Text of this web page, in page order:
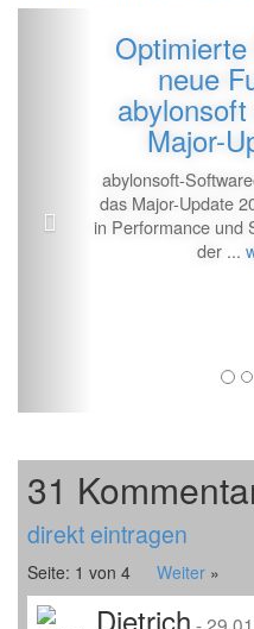
neue
Major-
abylonsoft-
das Major-Update
in Performance und
der ...
31
direkt eintragen
Seite: 1 von 4 Weiter »
Dietrich